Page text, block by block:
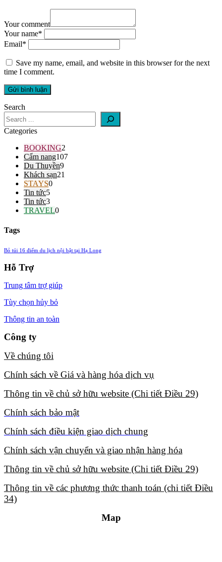
Your comment
Your name*
Email*
Save my name, email, and website in this browser for the next
time I comment.
Search
Categories
BOOKING2
Cẩm nang107
Du Thuyền9
Khách sạn21
STAYS0
Tin tức5
Tin tức3
TRAVEL0
Tags
Bỏ túi 16 điểm du lịch nội bật tại Hạ Long
Hỗ Trợ
Trung tâm trợ giúp
Tùy chọn hủy bỏ
Thông tin an toàn
Công ty
Về chúng tôi​
Chính sách về Giá và hàng hóa dịch vụ​
Thông tin về chủ sở hữu website (Chi tiết Điều 29)​
Chính sách bảo mật​
Chính sách điều kiện giao dịch chung​
Chính sách vận chuyển và giao nhận hàng hóa​
Thông tin về chủ sở hữu website (Chi tiết Điều 29)​
Thông tin về các phương thức thanh toán (chi tiết Điều
34)​
Map